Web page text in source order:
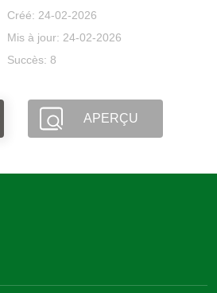
Créé: 24-02-2026
Mis à jour: 24-02-2026
Succès: 8
APERÇU